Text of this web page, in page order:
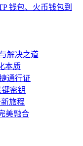
钱包、火币钱包到
解决之道
本质
通行证
密钥
旅程
美融合